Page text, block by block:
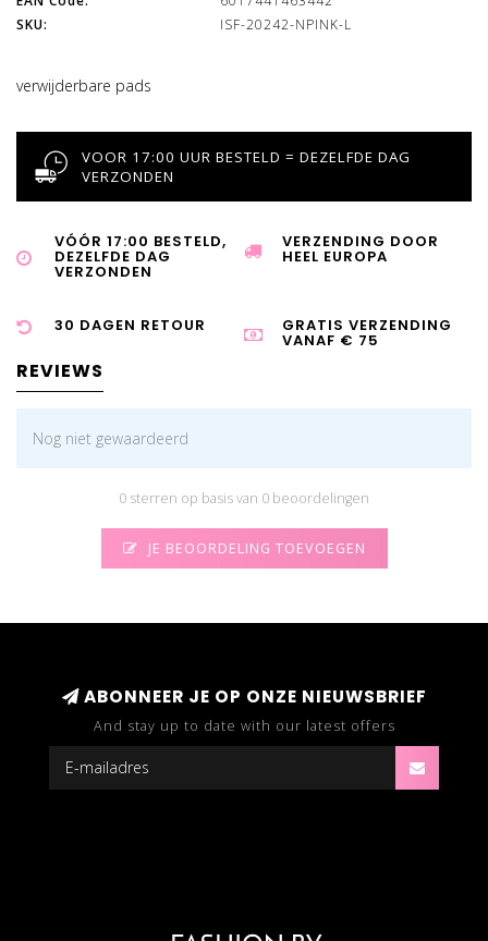
SKU:
ISF-20242-NPINK-L
verwijderbare pads
VOOR 17:00 UUR BESTELD = DEZELFDE DAG
VERZONDEN
VÓÓR 17:00 BESTELD,
DEZELFDE DAG
VERZONDEN
VERZENDING DOOR
HEEL EUROPA
30 DAGEN RETOUR GRATIS VERZENDING
VANAF € 75
REVIEWS
Nog niet gewaardeerd
0 sterren op basis van 0 beoordelingen
JE BEOORDELING TOEVOEGEN
ABONNEER JE OP ONZE NIEUWSBRIEF
And stay up to date with our latest offers